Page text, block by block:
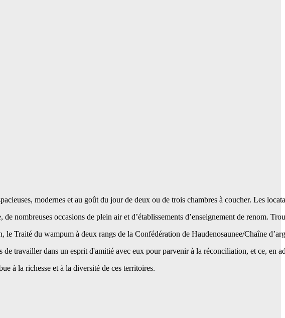
modernes et au goût du jour de deux ou de trois chambres à coucher. Les
occasions de plein air et d’établissements d’enseignement de renom.
Traité du wampum à deux rangs de la Confédération de Haudenosaunee/Chaîne
travailler dans un esprit d'amitié avec eux pour parvenir à la réconciliation, et ce, en
à la richesse et à la diversité de ces territoires.